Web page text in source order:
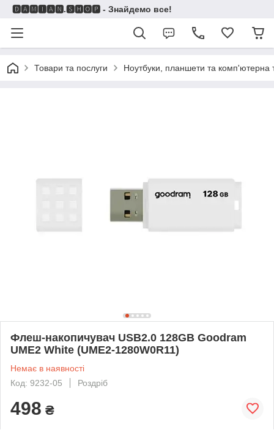
🅳🅰🅼🅸🅰🅽.🆂🅷🅾🅿 - Знайдемо все!
Товари та послуги Ноутбуки, планшети та комп'ютерна
Флеш-накопичувач USB2.0 128GB Goodram
UME2 White (UME2-1280W0R11)
Немає в наявності
Код: 9232-05
Роздріб
498 ₴